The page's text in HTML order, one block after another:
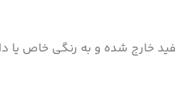
خارج شده و به رنگی خاص یا